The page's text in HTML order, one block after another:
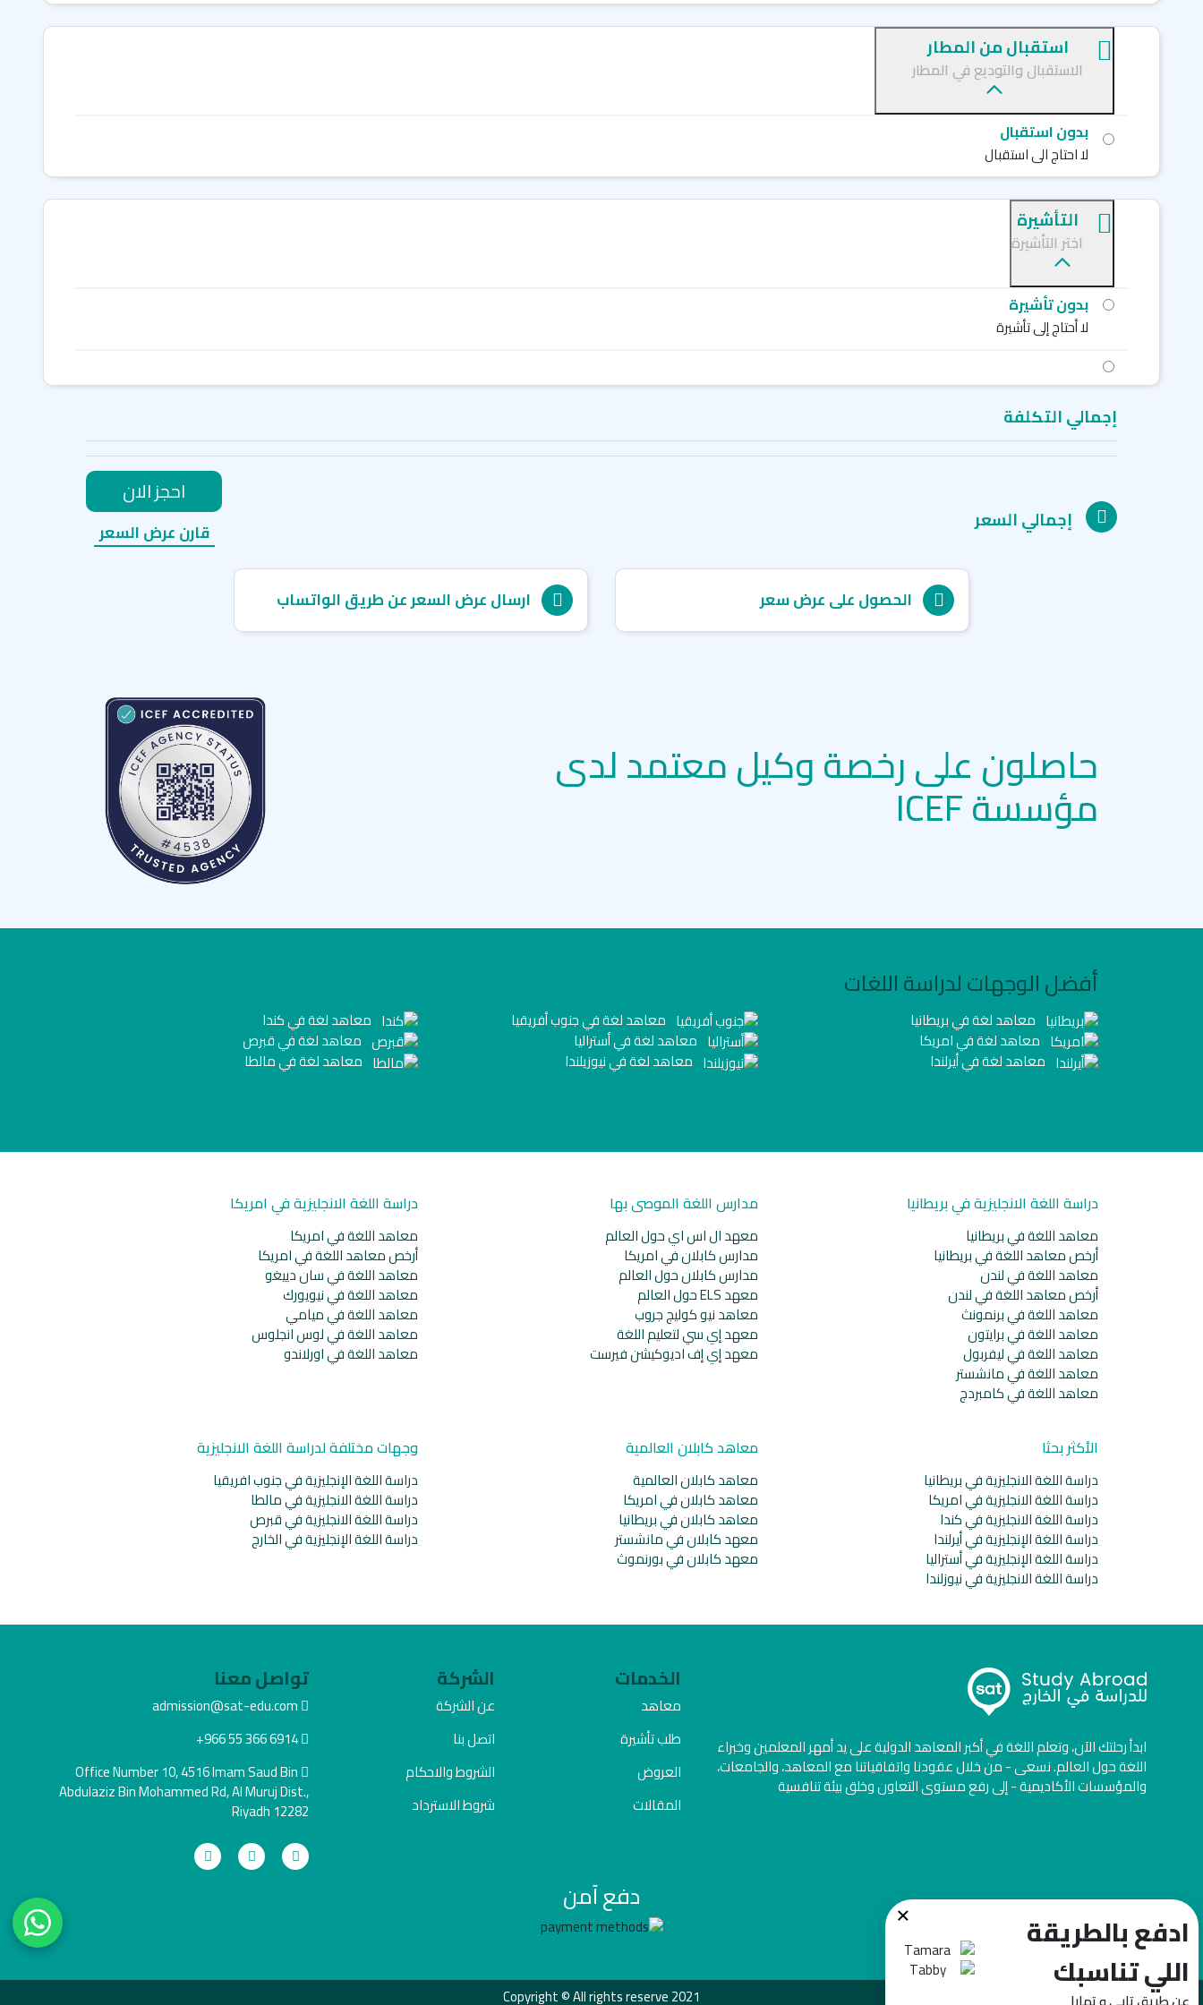
استقبال من المطار
الاستقبال والتوديع في المطار
بدون استقبال
لا احتاج الى استقبال
التأشيرة
اختر التأشيرة
بدون تأشيرة
لا أحتاج إلى تأشيرة
إجمالي التكلفة
إجمالي السعر
احجز الان
قارن عرض السعر
الحصول على عرض سعر ارسال عرض السعر عن طريق الواتساب
حاصلون على رخصة وكيل معتمد لدى
مؤسسة ICEF
أفضل الوجهات لدراسة اللغات
معاهد لغة في بريطانيا
معاهد لغة في امريكا
معاهد لغة في أيرلندا
معاهد لغة في جنوب أفريقيا
معاهد لغة في أستراليا
معاهد لغة في نيوزيلندا
معاهد لغة في كندا
معاهد لغة في قبرص
معاهد لغة في مالطا
دراسة اللغة الانجليزية في بريطانيا
معاهد اللغة في بريطانيا
أرخص معاهد اللغة في بريطانيا
معاهد اللغة في لندن
أرخص معاهد اللغة في لندن
معاهد اللغة في برنمونث
معاهد اللغة في برايتون
معاهد اللغة في ليفربول
معاهد اللغة في مانشستر
معاهد اللغة في كامبردج
مدارس اللغة الموصى بها
معهد ال اس اي حول العالم
مدارس كابلان في امريكا
مدارس كابلان حول العالم
معهد ELS حول العالم
معاهد نيو كوليج جروب
معهد إي سي لتعليم اللغة
معهد إي إف اديوكيشن فيرست
دراسة اللغة الانجليزية في امريكا
معاهد اللغة في امريكا
أرخص معاهد اللغة في امريكا
معاهد اللغة في سان دييغو
معاهد اللغة في نيويورك
معاهد اللغة في ميامي
معاهد اللغة في لوس انجلوس
معاهد اللغة في اورلاندو
الأكثر بحثا
دراسة اللغة الانجليزية في بريطانيا
دراسة اللغة الانجليزية في امريكا
دراسة اللغة الانجليزية في كندا
دراسة اللغة الإنجليزية في أيرلندا
دراسة اللغة الإنجليزية في أستراليا
دراسة اللغة الانجليزية في نيوزلندا
معاهد كابلان العالمية
معاهد كابلان العالمية
معاهد كابلان في امريكا
معاهد كابلان في بريطانيا
معهد كابلان في مانشستر
معهد كابلان في بورنموث
وجهات مختلفة لدراسة اللغة الانجليزية
دراسة اللغة الإنجليزية في جنوب افريقيا
دراسة اللغة الانجليزية في مالطا
دراسة اللغة الانجليزية في قبرص
دراسة اللغة الإنجليزية في الخارج
ابدأ رحلتك الآن، وتعلم اللغة في أكبر المعاهد الدولية على يد أمهر المعلمين وخبراء
اللغة حول العالم. نسعى - من خلال عقودنا واتفاقياتنا مع المعاهد، والجامعات،
والمؤسسات الأكاديمية - إلى رفع مستوى التعاون وخلق بيئة تنافسية
الخدمات
معاهد
طلب تأشيرة
العروض
المقالات
الشركة
عن الشركة
اتصل بنا
الشروط والاحكام
شروط الاسترداد
تواصل معنا
admission@sat-edu.com
+966 55 366 6914
Office Number 10, 4516 Imam Saud Bin
Abdulaziz Bin Mohammed Rd, Al Muruj Dist.,
Riyadh 12282
دفع آمن
Copyright © All rights reserve 2021
×
ادفع بالطريقة
اللي تناسبك